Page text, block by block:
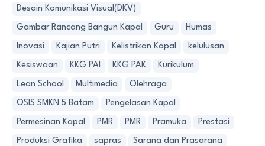
Desain Komunikasi Visual(DKV)
Gambar Rancang Bangun Kapal Guru Humas
Inovasi Kajian Putri Kelistrikan Kapal kelulusan
Kesiswaan KKG PAI KKG PAK Kurikulum
Lean School Multimedia Olehraga
OSIS SMKN 5 Batam Pengelasan Kapal
Permesinan Kapal PMR PMR Pramuka Prestasi
Produksi Grafika sapras Sarana dan Prasarana